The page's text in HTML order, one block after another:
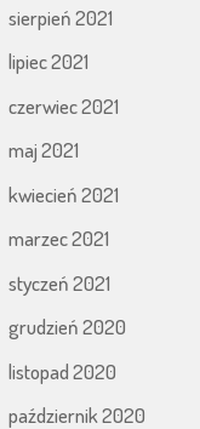
sierpień 2021
lipiec 2021
czerwiec 2021
maj 2021
kwiecień 2021
marzec 2021
styczeń 2021
grudzień 2020
listopad 2020
październik 2020